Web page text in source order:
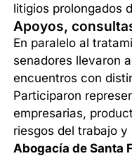
litigios prolongados
Apoyos,
En paralelo al
senadores llevaron
encuentros con
Participaron
empresarias,
riesgos del trabajo
Abogacía de Santa